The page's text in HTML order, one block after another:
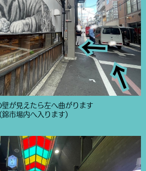
壁が見えたら左へ曲がります
(錦市場内へ入ります)